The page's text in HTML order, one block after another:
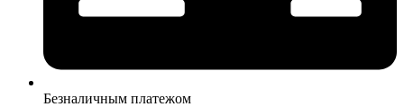
Безналичным платежом